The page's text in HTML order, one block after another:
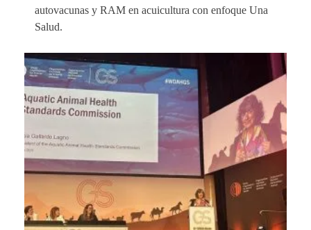
autovacunas y RAM en acuicultura con enfoque Una
Salud.